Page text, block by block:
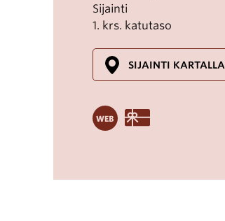
Sijainti
1. krs. katutaso
SIJAINTI KARTALLA